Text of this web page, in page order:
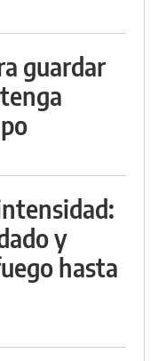
guardar
y
hasta